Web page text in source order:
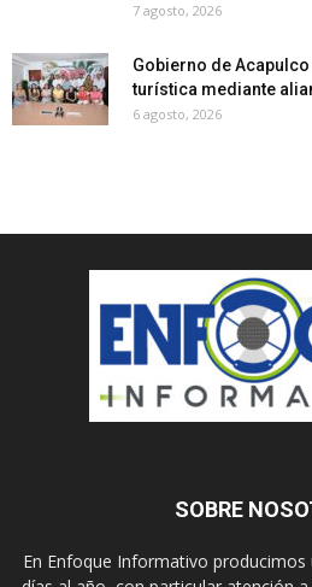
7 agosto, 2026
Gobierno de
turística mediante
6 agosto, 2026
SOBRE
En Enfoque Informativo